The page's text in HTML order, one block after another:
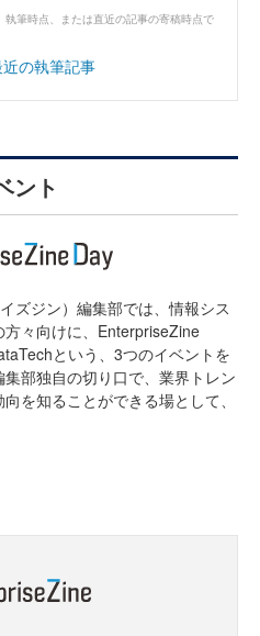
執筆時点、または直近の記事の寄稿時点で
の執筆記事
ント
ズジン）編集部では、情報シス
々向けに、EnterpriseZine
という、3つのイベントを
部独自の切り口で、業界トレン
を知ることができる場として、